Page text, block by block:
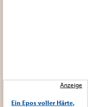
Anzeige
Ein Epos voller Härte,